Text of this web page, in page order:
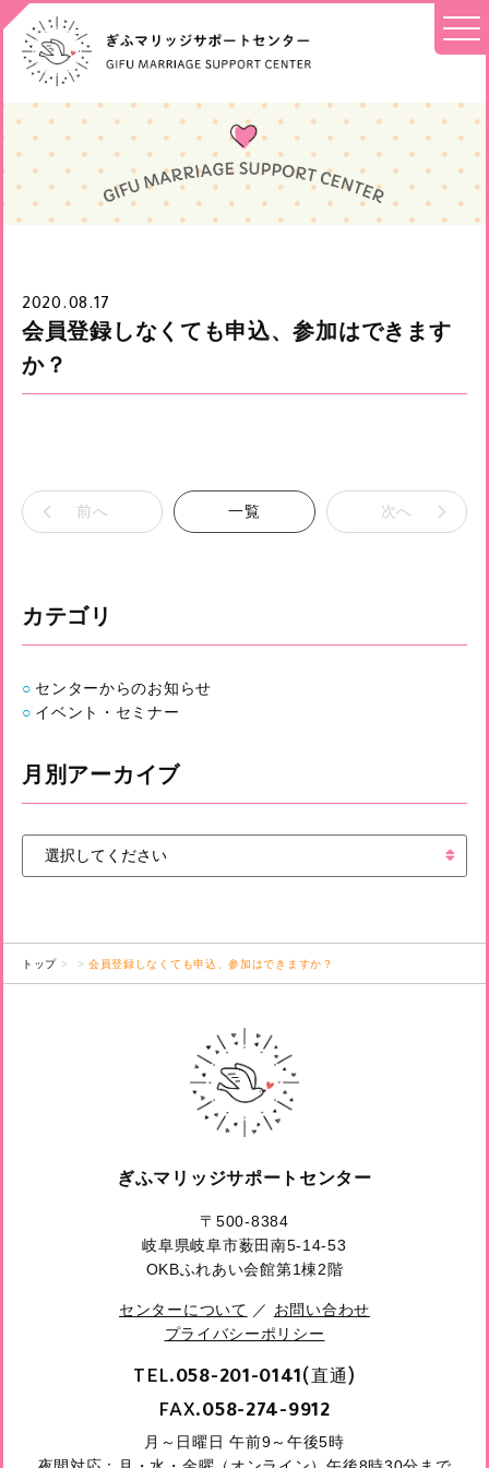
2020.08.17
会員登録しなくても申込、参加はできます
か？
前へ 一覧 次へ
カテゴリ
センターからのお知らせ
イベント・セミナー
月別アーカイブ
トップ 会員登録しなくても申込、参加はできますか？
ぎふマリッジサポートセンター
〒500-8384
岐阜県岐阜市薮田南5-14-53
OKBふれあい会館第1棟2階
センターについて ／ お問い合わせ
プライバシーポリシー
TEL.058-201-0141(直通)
FAX.058-274-9912
月～日曜日 午前9～午後5時